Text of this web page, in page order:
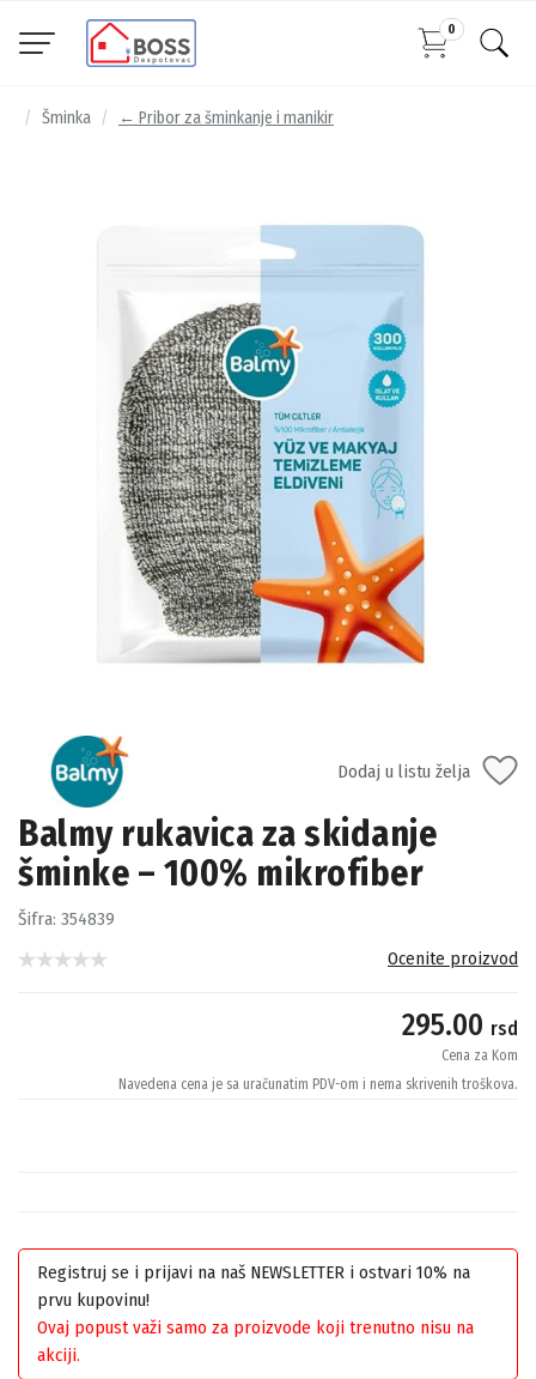
0
Šminka ← Pribor za šminkanje i manikir
Dodaj u listu želja
Balmy rukavica za skidanje
šminke – 100% mikrofiber
Šifra: 354839
Ocenite proizvod
295.00 rsd
Cena za Kom
Navedena cena je sa uračunatim PDV-om i nema skrivenih troškova.
Registruj se i prijavi na naš NEWSLETTER i ostvari 10% na
prvu kupovinu!
Ovaj popust važi samo za proizvode koji trenutno nisu na
akciji.